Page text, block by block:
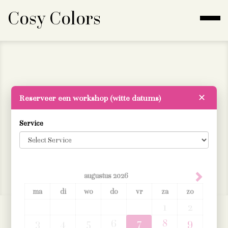
Cosy Colors
Reserveer een workshop (witte datums) ✕
Service
augustus2026
ma
di wo do vr za zo
7 8
9
Cosy Colors by Grazinka
grazinka@cosycolors.be
0478 99 97 49
Algemene voorwaarden